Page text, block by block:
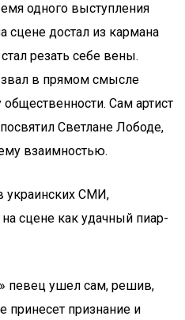
одного выступления
достал из кармана
резать себе вены.
в прямом смысле
Сам артист
Светлане Лободе,
взаимностью.
украинских СМИ,
на сцене как удачный пиар-
певец ушел сам, решив,
принесет признание и